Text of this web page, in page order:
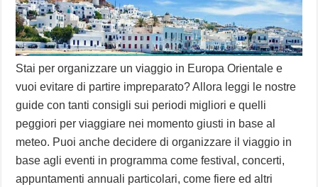
Stai per organizzare un viaggio in Europa Orientale e
vuoi evitare di partire impreparato? Allora leggi le nostre
guide con tanti consigli sui periodi migliori e quelli
peggiori per viaggiare nei momento giusti in base al
meteo. Puoi anche decidere di organizzare il viaggio in
base agli eventi in programma come festival, concerti,
appuntamenti annuali particolari, come fiere ed altri